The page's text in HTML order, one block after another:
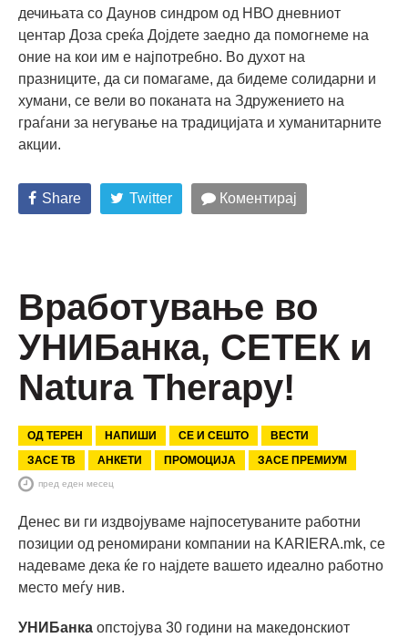
дечињата со Даунов синдром од НВО дневниот
центар Доза среќа Дојдете заедно да помогнеме на
оние на кои им е најпотребно. Во духот на
празниците, да си помагаме, да бидеме солидарни и
хумани, се вели во поканата на Здружението на
граѓани за негување на традицијата и хуманитарните
акции.
Share Twitter Коментирај
Вработување во
УНИБанка, СЕТЕК и
Natura Therapy!
ОД ТЕРЕН НАПИШИ СЕ И СЕШТО
ВЕСТИ
ЗАСЕ ТВ
АНКЕТИ ПРОМОЦИЈА ЗАСЕ ПРЕМИУМ
пред еден месец
Денес ви ги издвојуваме најпосетуваните работни
позиции од реномирани компании на KARIERA.mk, се
надеваме дека ќе го најдете вашето идеално работно
место меѓу нив.
УНИБанка опстојува 30 години на македонскиот